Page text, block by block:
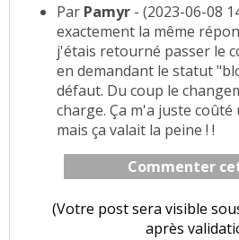
Par Pamyr - (2023-06-08
exactement la même
j'étais retourné passer le
en demandant le statut
défaut. Du coup le
charge. Ça m'a juste
mais ça valait la peine ! !
Commenter
(Votre post sera visible
après